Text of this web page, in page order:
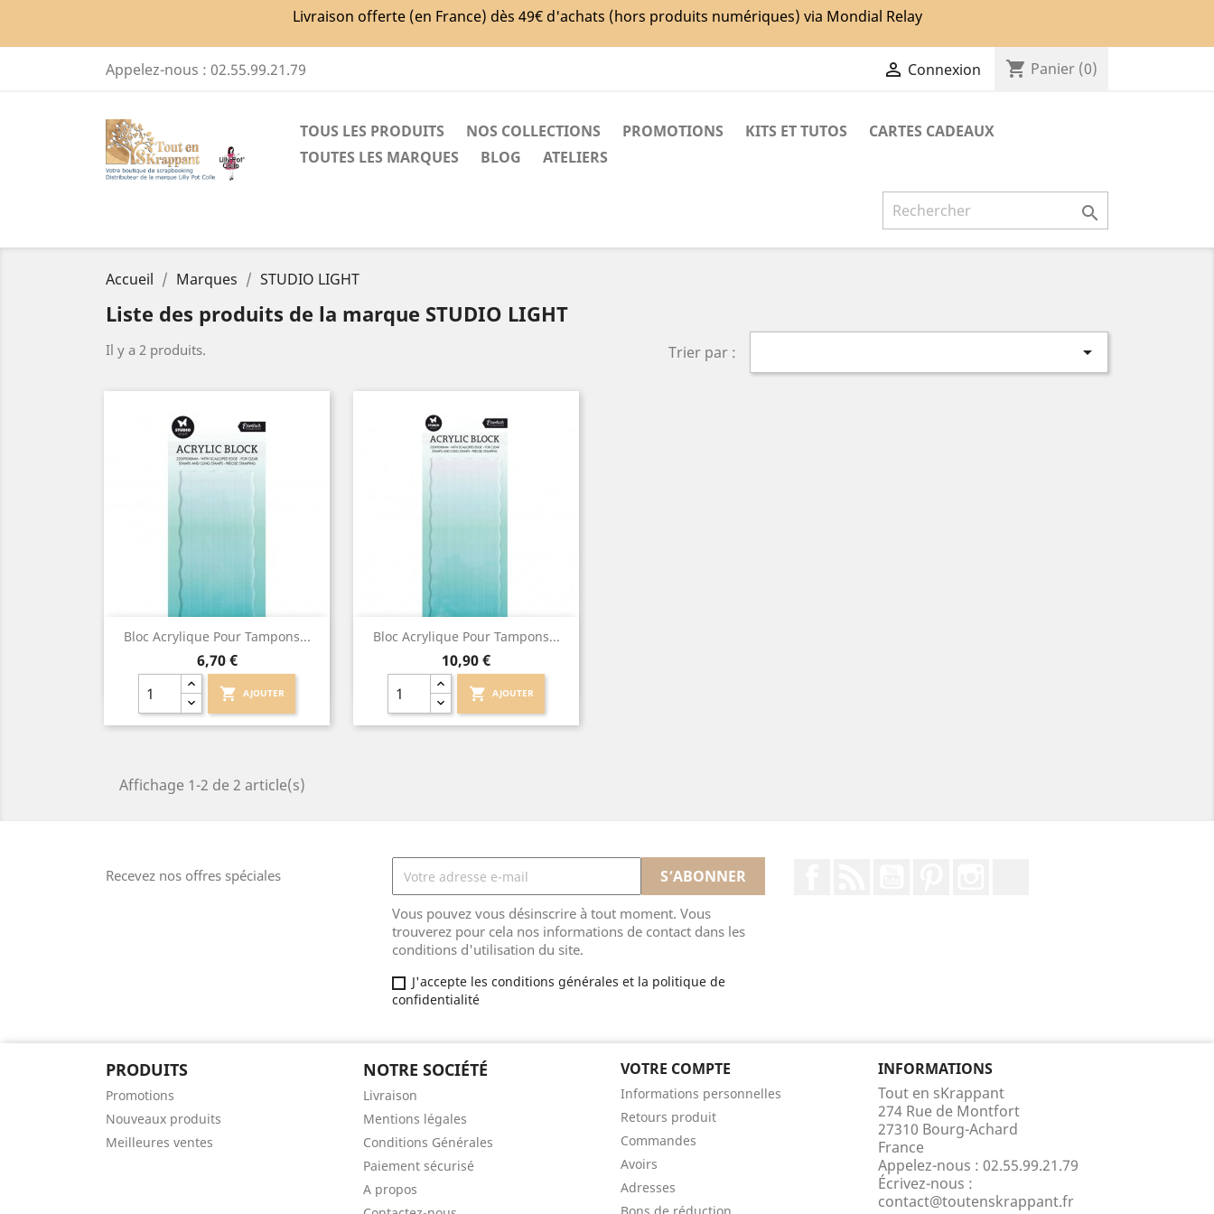
Livraison offerte (en France) dès 49€ d'achats (hors produits numériques) via Mondial Relay
Appelez-nous : 02.55.99.21.79  Connexion shopping_cart Panier (0)
TOUS LES PRODUITS NOS COLLECTIONS PROMOTIONS KITS ET TUTOS
CARTES CADEAUX
TOUTES LES MARQUES
BLOG ATELIERS

Accueil Marques STUDIO LIGHT
Liste des produits de la marque STUDIO LIGHT
Il y a 2 produits. Trier par : 
Bloc Acrylique Pour Tampons...
Prix
6,70 €
shopping_cart AJOUTER
Aperçu rapide Bloc Acrylique Pour Tampons...
Prix
10,90 €
shopping_cart AJOUTER
Aperçu rapide
Affichage 1-2 de 2 article(s)
Recevez nos offres spéciales
Vous pouvez vous désinscrire à tout moment. Vous
trouverez pour cela nos informations de contact dans les
conditions d'utilisation du site.
J'accepte les conditions générales et la politique de
confidentialité
PRODUITS
Promotions
Nouveaux produits
Meilleures ventes
NOTRE SOCIÉTÉ
Livraison
Mentions légales
Conditions Générales
Paiement sécurisé
A propos
VOTRE COMPTE
Informations personnelles
Retours produit
Commandes
Avoirs
Adresses
INFORMATIONS
Tout en sKrappant
274 Rue de Montfort
27310 Bourg-Achard
France
Appelez-nous : 02.55.99.21.79
Écrivez-nous :
contact@toutenskrappant.fr